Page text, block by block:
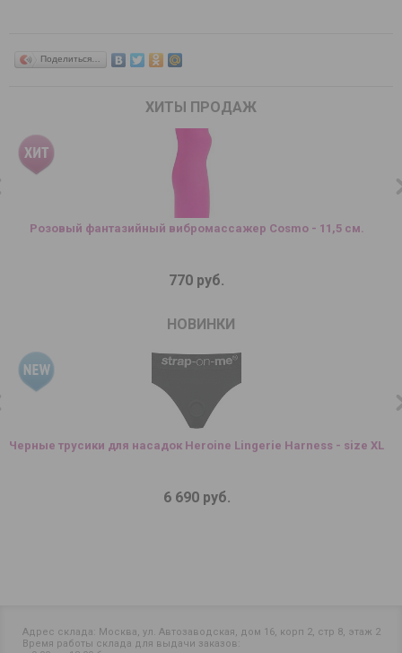
Поделиться…
ХИТЫ ПРОДАЖ
Розовый фантазийный вибромассажер Cosmo - 11,5 см.
770 руб.
НОВИНКИ
Черные трусики для насадок Heroine Lingerie Harness - size XL
6 690 руб.
Адрес склада: Москва, ул. Автозаводская, дом 16, корп 2, стр 8, этаж 2
Время работы склада для выдачи заказов: